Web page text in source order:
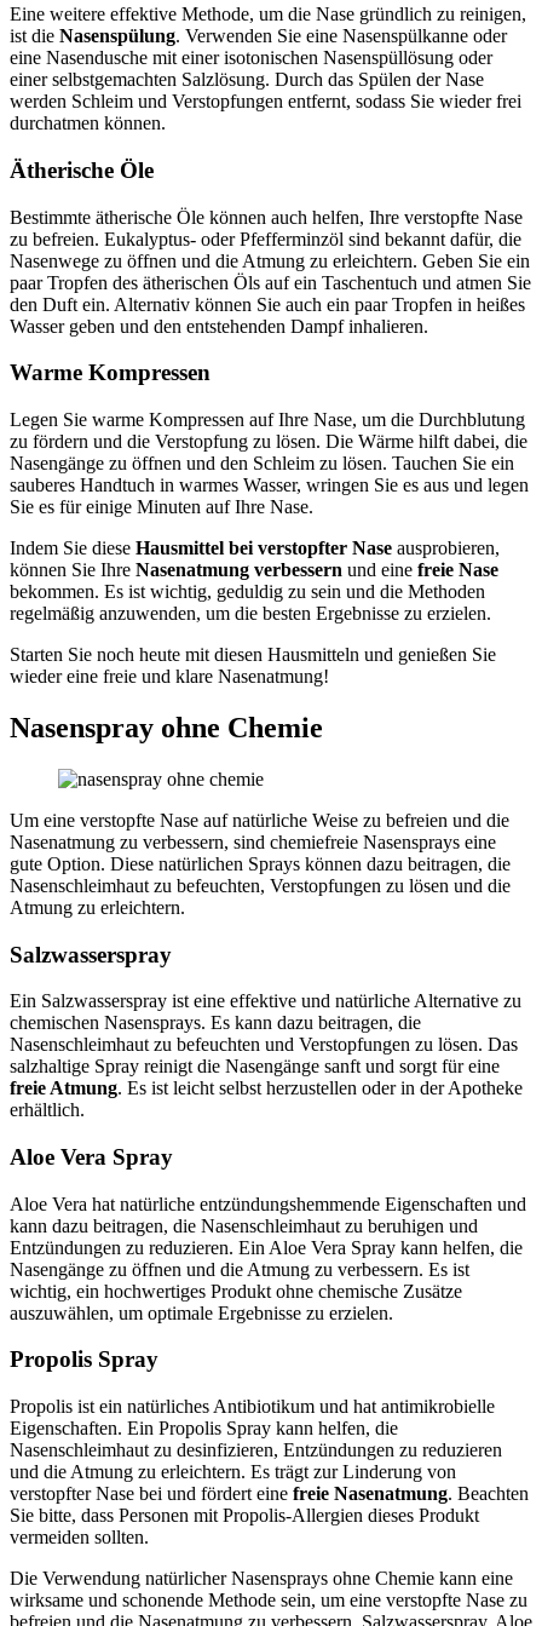
Eine weitere effektive Methode, um die Nase gründlich zu reinigen,
ist die Nasenspülung. Verwenden Sie eine Nasenspülkanne oder
eine Nasendusche mit einer isotonischen Nasenspüllösung oder
einer selbstgemachten Salzlösung. Durch das Spülen der Nase
werden Schleim und Verstopfungen entfernt, sodass Sie wieder frei
durchatmen können.
Ätherische Öle
Bestimmte ätherische Öle können auch helfen, Ihre verstopfte Nase
zu befreien. Eukalyptus- oder Pfefferminzöl sind bekannt dafür, die
Nasenwege zu öffnen und die Atmung zu erleichtern. Geben Sie ein
paar Tropfen des ätherischen Öls auf ein Taschentuch und atmen Sie
den Duft ein. Alternativ können Sie auch ein paar Tropfen in heißes
Wasser geben und den entstehenden Dampf inhalieren.
Warme Kompressen
Legen Sie warme Kompressen auf Ihre Nase, um die Durchblutung
zu fördern und die Verstopfung zu lösen. Die Wärme hilft dabei, die
Nasengänge zu öffnen und den Schleim zu lösen. Tauchen Sie ein
sauberes Handtuch in warmes Wasser, wringen Sie es aus und legen
Sie es für einige Minuten auf Ihre Nase.
Indem Sie diese Hausmittel bei verstopfter Nase ausprobieren,
können Sie Ihre Nasenatmung verbessern und eine freie Nase
bekommen. Es ist wichtig, geduldig zu sein und die Methoden
regelmäßig anzuwenden, um die besten Ergebnisse zu erzielen.
Starten Sie noch heute mit diesen Hausmitteln und genießen Sie
wieder eine freie und klare Nasenatmung!
Nasenspray ohne Chemie
Um eine verstopfte Nase auf natürliche Weise zu befreien und die
Nasenatmung zu verbessern, sind chemiefreie Nasensprays eine
gute Option. Diese natürlichen Sprays können dazu beitragen, die
Nasenschleimhaut zu befeuchten, Verstopfungen zu lösen und die
Atmung zu erleichtern.
Salzwasserspray
Ein Salzwasserspray ist eine effektive und natürliche Alternative zu
chemischen Nasensprays. Es kann dazu beitragen, die
Nasenschleimhaut zu befeuchten und Verstopfungen zu lösen. Das
salzhaltige Spray reinigt die Nasengänge sanft und sorgt für eine
freie Atmung. Es ist leicht selbst herzustellen oder in der Apotheke
erhältlich.
Aloe Vera Spray
Aloe Vera hat natürliche entzündungshemmende Eigenschaften und
kann dazu beitragen, die Nasenschleimhaut zu beruhigen und
Entzündungen zu reduzieren. Ein Aloe Vera Spray kann helfen, die
Nasengänge zu öffnen und die Atmung zu verbessern. Es ist
wichtig, ein hochwertiges Produkt ohne chemische Zusätze
auszuwählen, um optimale Ergebnisse zu erzielen.
Propolis Spray
Propolis ist ein natürliches Antibiotikum und hat antimikrobielle
Eigenschaften. Ein Propolis Spray kann helfen, die
Nasenschleimhaut zu desinfizieren, Entzündungen zu reduzieren
und die Atmung zu erleichtern. Es trägt zur Linderung von
verstopfter Nase bei und fördert eine freie Nasenatmung. Beachten
Sie bitte, dass Personen mit Propolis-Allergien dieses Produkt
vermeiden sollten.
Die Verwendung natürlicher Nasensprays ohne Chemie kann eine
wirksame und schonende Methode sein, um eine verstopfte Nase zu
befreien und die Nasenatmung zu verbessern. Salzwasserspray, Aloe